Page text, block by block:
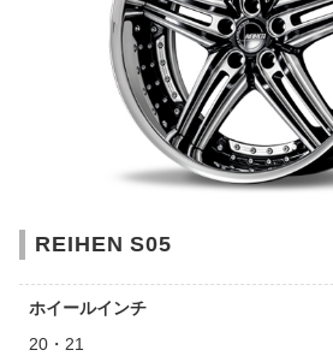
REIHEN S05
ホイールインチ
20・21